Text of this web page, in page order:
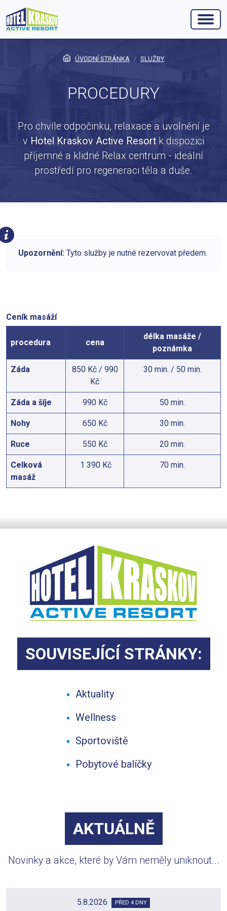
ÚVODNÍ STRÁNKA SLUŽBY
PROCEDURY
Pro chvíle odpočinku, relaxace a uvolnění je
v Hotel Kraskov Active Resort k dispozici
příjemné a klidné Relax centrum - ideální
prostředí pro regeneraci těla a duše.
Upozornění: Tyto služby je nutné rezervovat předem.
Ceník masáží
procedura cena
délka masáže /
poznámka
Záda
850 Kč / 990
Kč
30 min. / 50 min.
Záda a šíje 990 Kč 50 min.
Nohy 650 Kč 30 min.
Ruce 550 Kč 20 min.
Celková
masáž
1 390 Kč 70 min.
SOUVISEJÍCÍ STRÁNKY:
Aktuality
Wellness
Sportoviště
Pobytové balíčky
AKTUÁLNĚ
Novinky a akce, které by Vám neměly uniknout...
8.7.2026 PŘED 32 DNY